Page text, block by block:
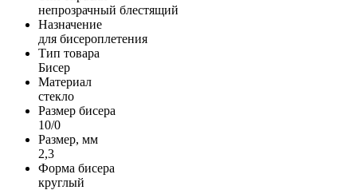
непрозрачный блестящий
Назначение
для бисероплетения
Тип товара
Бисер
Материал
стекло
Размер бисера
10/0
Размер, мм
2,3
Форма бисера
круглый